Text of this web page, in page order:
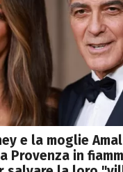
e la moglie
Provenza in